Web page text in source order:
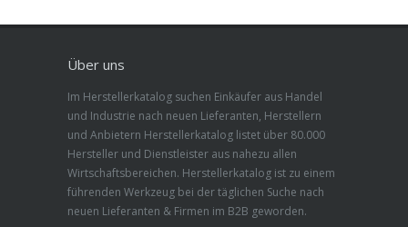
Über uns
Im Herstellerkatalog suchen Einkäufer aus Handel
und Industrie nach neuen Lieferanten, Herstellern
und Anbietern Herstellerkatalog listet über 80.000
Hersteller und Dienstleister aus nahezu allen
Wirtschaftsbereichen. Herstellerkatalog ist zu einem
führenden Werkzeug bei der täglichen Suche nach
neuen Lieferanten & Firmen im B2B geworden.